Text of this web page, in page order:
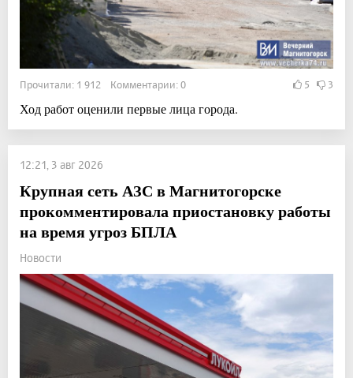
Прочитали: 1 912 Комментарии: 0 5 3
Ход работ оценили первые лица города.
12:21, 3 авг 2026
Крупная сеть АЗС в Магнитогорске
прокомментировала приостановку работы
на время угроз БПЛА
Новости